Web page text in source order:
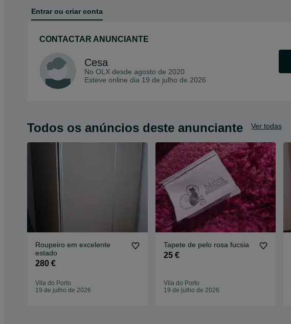
Entrar ou criar conta
CONTACTAR ANUNCIANTE
Cesa
No OLX desde agosto de 2020
Esteve online dia 19 de julho de 2026
Todos os anúncios deste anunciante Ver todas
Roupeiro em excelente
estado
280 €
Vila do Porto
19 de julho de 2026
Tapete de pelo rosa fucsia
25 €
Vila do Porto
19 de julho de 2026